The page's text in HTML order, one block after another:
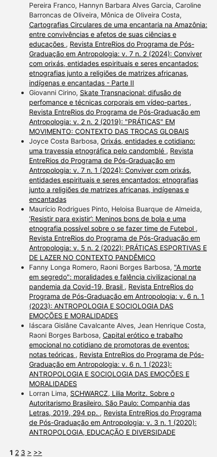
Pereira Franco, Hannyn Barbara Alves Garcia, Caroline
Barroncas de Oliveira, Mônica de Oliveira Costa,
Cartografias Circulares de uma encantaria na Amazônia:
entre convivências e afetos de suas ciências e
educações , Revista EntreRios do Programa de Pós-
Graduação em Antropologia: v. 7 n. 2 (2024): Conviver
com orixás, entidades espirituais e seres encantados:
etnografias junto a religiões de matrizes africanas,
indígenas e encantadas - Parte II
Giovanni Cirino, Skate Transnacional: difusão de
perfomance e técnicas corporais em vídeo-partes ,
Revista EntreRios do Programa de Pós-Graduação em
Antropologia: v. 2 n. 2 (2019): "PRÁTICAS" EM
MOVIMENTO: CONTEXTO DAS TROCAS GLOBAIS
Joyce Costa Barbosa, Orixás, entidades e cotidiano:
uma travessia etnográfica pelo candomblé , Revista
EntreRios do Programa de Pós-Graduação em
Antropologia: v. 7 n. 1 (2024): Conviver com orixás,
entidades espirituais e seres encantados: etnografias
junto a religiões de matrizes africanas, indígenas e
encantadas
Maurício Rodrigues Pinto, Heloisa Buarque de Almeida,
‘Resistir para existir’: Meninos bons de bola e uma
etnografia possível sobre o se fazer time de Futebol ,
Revista EntreRios do Programa de Pós-Graduação em
Antropologia: v. 5 n. 2 (2022): PRÁTICAS ESPORTIVAS E
DE LAZER NO CONTEXTO PANDÊMICO
Fanny Longa Romero, Raoni Borges Barbosa, "A morte
em segredo": moralidades e falência civilizacional na
pandemia da Covid-19, Brasil , Revista EntreRios do
Programa de Pós-Graduação em Antropologia: v. 6 n. 1
(2023): ANTROPOLOGIA E SOCIOLOGIA DAS
EMOÇÕES E MORALIDADES
Iáscara Gislâne Cavalcante Alves, Jean Henrique Costa,
Raoni Borges Barbosa, Capital erótico e trabalho
emocional no cotidiano de promotoras de eventos:
notas teóricas , Revista EntreRios do Programa de Pós-
Graduação em Antropologia: v. 6 n. 1 (2023):
ANTROPOLOGIA E SOCIOLOGIA DAS EMOÇÕES E
MORALIDADES
Lorran Lima, SCHWARCZ, Lilia Moritz. Sobre o
Autoritarismo Brasileiro. São Paulo: Companhia das
Letras, 2019, 294 pp. , Revista EntreRios do Programa
de Pós-Graduação em Antropologia: v. 3 n. 1 (2020):
ANTROPOLOGIA, EDUCAÇÃO E DIVERSIDADE
1 2 3 > >>